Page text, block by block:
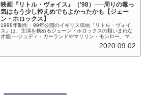
映画『リトル・ヴォイス』（'98）──周りの毒っ
気はもう少し控えめでもよかったかも【ジェー
ン・ホロックス】
1998年制作・99年公開のイギリス映画『リトル・ヴォイ
ス』は、主演を務めるジェーン・ホロックスの類いまれな
才能──ジュディ・ガーランドやマリリン・モンロー、マレ
2020.09.02